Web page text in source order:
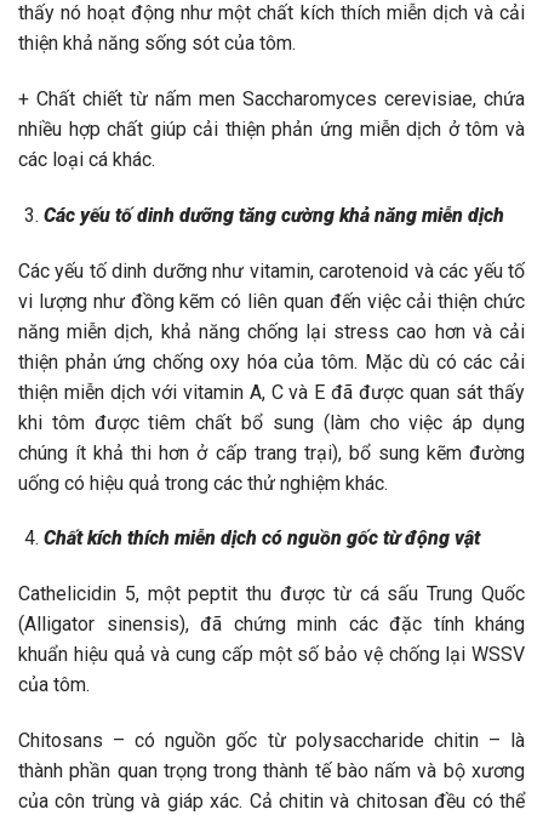
thấy nó hoạt động như một chất kích thích miễn dịch và cải
thiện khả năng sống sót của tôm.
+ Chất chiết từ nấm men Saccharomyces cerevisiae, chứa
nhiều hợp chất giúp cải thiện phản ứng miễn dịch ở tôm và
các loại cá khác.
Các yếu tố dinh dưỡng tăng cường khả năng miễn dịch
Các yếu tố dinh dưỡng như vitamin, carotenoid và các yếu tố
vi lượng như đồng kẽm có liên quan đến việc cải thiện chức
năng miễn dịch, khả năng chống lại stress cao hơn và cải
thiện phản ứng chống oxy hóa của tôm. Mặc dù có các cải
thiện miễn dịch với vitamin A, C và E đã được quan sát thấy
khi tôm được tiêm chất bổ sung (làm cho việc áp dụng
chúng ít khả thi hơn ở cấp trang trại), bổ sung kẽm đường
uống có hiệu quả trong các thử nghiệm khác.
Chất kích thích miễn dịch có nguồn gốc từ động vật
Cathelicidin 5, một peptit thu được từ cá sấu Trung Quốc
(Alligator sinensis), đã chứng minh các đặc tính kháng
khuẩn hiệu quả và cung cấp một số bảo vệ chống lại WSSV
của tôm.
Chitosans – có nguồn gốc từ polysaccharide chitin – là
thành phần quan trọng trong thành tế bào nấm và bộ xương
của côn trùng và giáp xác. Cả chitin và chitosan đều có thể